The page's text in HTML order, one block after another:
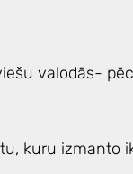
valodās-
kuru izmanto